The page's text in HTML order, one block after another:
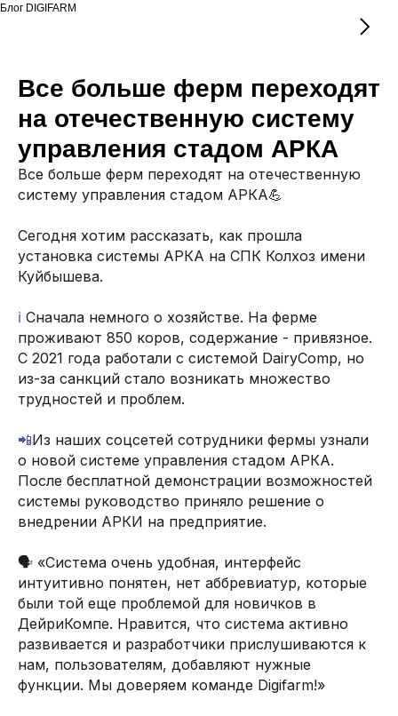
Блог DIGIFARM
Все больше ферм переходят
на отечественную систему
управления стадом АРКА
Все больше ферм переходят на отечественную
систему управления стадом АРКА💪
Сегодня хотим рассказать, как прошла
установка системы АРКА на СПК Колхоз имени
Куйбышева.
ℹ️ Сначала немного о хозяйстве. На ферме
проживают 850 коров, содержание - привязное.
С 2021 года работали с системой DairyComp, но
из-за санкций стало возникать множество
трудностей и проблем.
📲Из наших соцсетей сотрудники фермы узнали
о новой системе управления стадом АРКА.
После бесплатной демонстрации возможностей
системы руководство приняло решение о
внедрении АРКИ на предприятие.
🗣️ «Система очень удобная, интерфейс
интуитивно понятен, нет аббревиатур, которые
были той еще проблемой для новичков в
ДейриКомпе. Нравится, что система активно
развивается и разработчики прислушиваются к
нам, пользователям, добавляют нужные
функции. Мы доверяем команде Digifarm!»